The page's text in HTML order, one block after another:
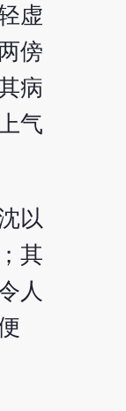
虚
傍
病
气
以
其
人